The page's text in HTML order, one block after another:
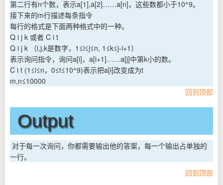
第二行有n个数，表示a[1],a[2]……a[n]，这些数都小于10^9。
接下来的m行描述每条指令
每行的格式是下面两种格式中的一种。
Q i j k 或者 C i t
Q i j k （i,j,k是数字，1≤i≤j≤n, 1≤k≤j-i+1）
表示询问指令，询问a[i]，a[i+1]……a[j]中第k小的数。
C i t (1≤i≤n，0≤t≤10^9)表示把a[i]改变成为t
m,n≤10000
回到顶部
Output
对于每一次询问，你都需要输出他的答案，每一个输出占单独的
一行。
回到顶部